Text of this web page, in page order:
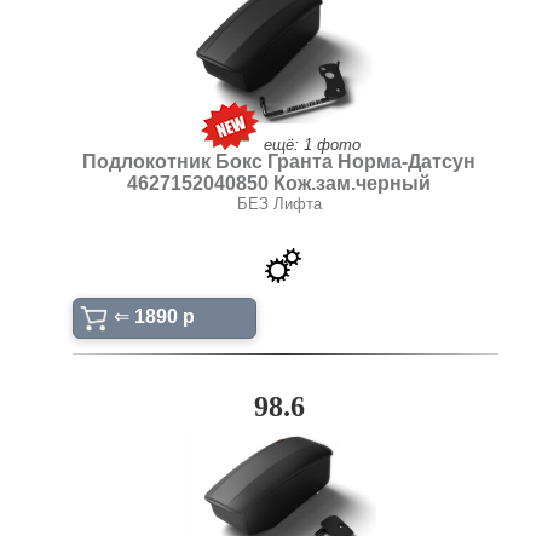
ещё: 1 фото
Подлокотник Бокс Гранта Норма-Датсун
4627152040850 Кож.зам.черный
БЕЗ Лифта
⇐ 1890 p
98.6